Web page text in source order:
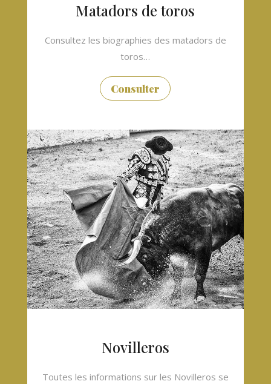
Matadors de toros
Consultez les biographies des matadors de
toros…
Consulter
Novilleros
Toutes les informations sur les Novilleros se